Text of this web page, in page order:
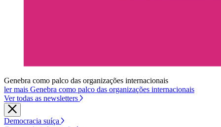
Genebra como palco das organizações internacionais
ler mais Genebra como palco das organizações internacionais
Ver todas as newsletters
Democracia suíça